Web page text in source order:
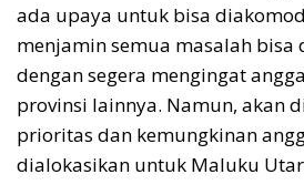
ada upaya untuk bisa
menjamin semua masalah bisa
dengan segera mengingat
provinsi lainnya. Namun, akan
prioritas dan kemungkinan
dialokasikan untuk Maluku